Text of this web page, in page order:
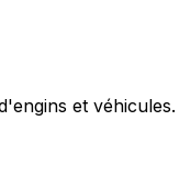
et